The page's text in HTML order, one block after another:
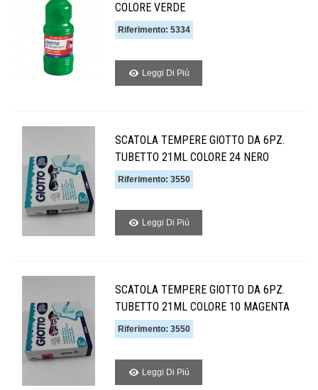
COLORE VERDE
Riferimento: 5334
Leggi Di Piú
SCATOLA TEMPERE GIOTTO DA 6PZ.
TUBETTO 21ML COLORE 24 NERO
Riferimento: 3550
Leggi Di Piú
SCATOLA TEMPERE GIOTTO DA 6PZ.
TUBETTO 21ML COLORE 10 MAGENTA
Riferimento: 3550
Leggi Di Piú